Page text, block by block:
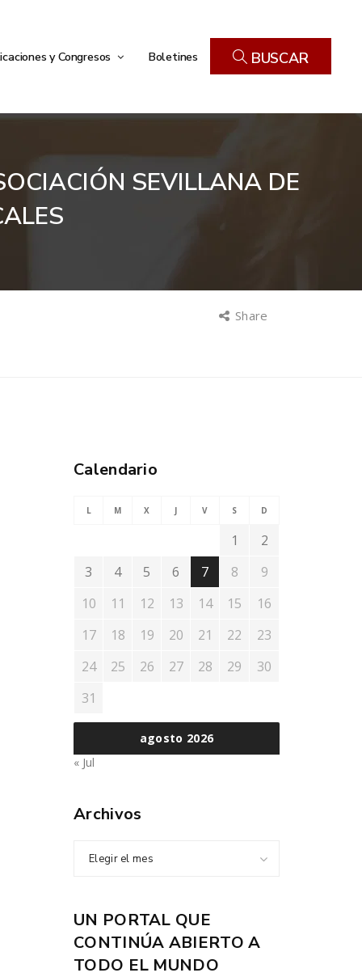
y Congresos Boletines BUSCAR
SEVILLANA DE
Share
Calendario
agosto 2026
L M X J V S D
1
2
3
4 5 6 7 8
9
10
11 12 13 14 15
16
17
18 19 20 21 22
23
24
25 26 27 28 29
30
31
« Jul
Archivos
Elegir el mes
UN PORTAL QUE
CONTINÚA ABIERTO A
TODO EL MUNDO